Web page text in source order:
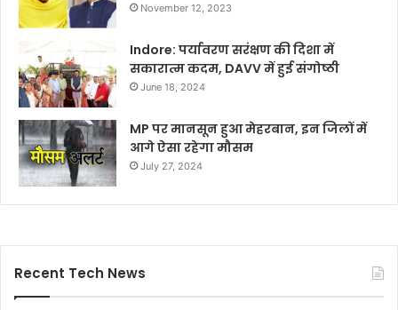
November 12, 2023
Indore: पर्यावरण सरंक्षण की दिशा में
सकारात्म कदम, DAVV में हुई संगोष्ठी
June 18, 2024
MP पर मानसून हुआ मेहरबान, इन जिलों में
आगे ऐसा रहेगा मौसम
July 27, 2024
Recent Tech News